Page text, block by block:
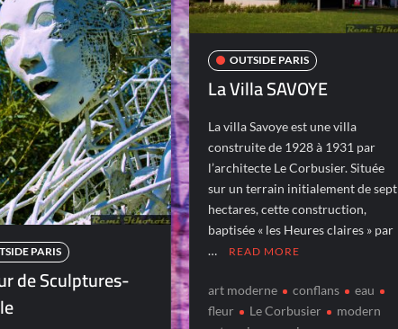
PARIS
de Sculptures-
OUTSIDE PARIS
La Villa SAVOYE
La villa Savoye est une villa
construite de 1928 à 1931 par
l’architecte Le Corbusier. Située
sur un terrain initialement de sept
hectares, cette construction,
baptisée « les Heures claires » par
…
READ MORE
art moderne conflans
eau
fleur
Le Corbusier
modern